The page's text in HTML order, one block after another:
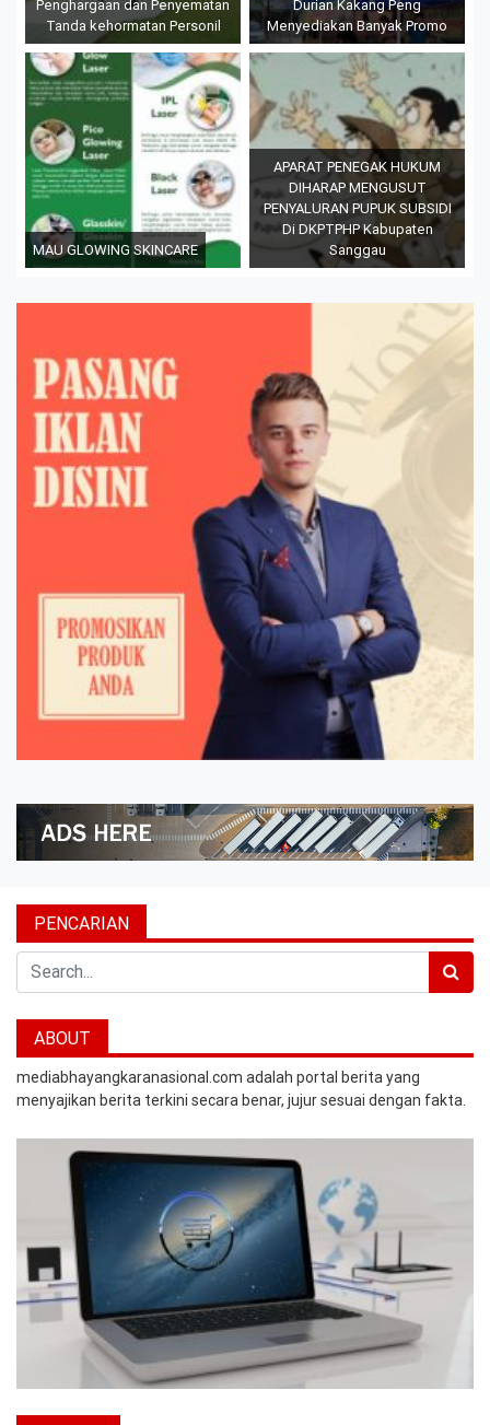
Penghargaan dan Penyematan
Tanda kehormatan Personil
Durian Kakang Peng
Menyediakan Banyak Promo
MAU GLOWING SKINCARE
APARAT PENEGAK HUKUM
DIHARAP MENGUSUT
PENYALURAN PUPUK SUBSIDI
Di DKPTPHP Kabupaten
Sanggau
PENCARIAN
Search
ABOUT
mediabhayangkaranasional.com adalah portal berita yang
menyajikan berita terkini secara benar, jujur sesuai dengan fakta.